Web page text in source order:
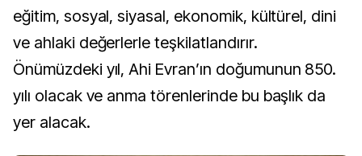
eğitim, sosyal, siyasal, ekonomik, kültürel, dini
ve ahlaki değerlerle teşkilatlandırır.
Önümüzdeki yıl, Ahi Evran’ın doğumunun 850.
yılı olacak ve anma törenlerinde bu başlık da
yer alacak.